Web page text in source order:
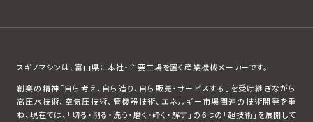
スギノマシンは、富山県に本社・主要工場を置く産業機械メーカーです。
創業の精神「自ら考え、自ら造り、自ら販売・サービスする」を受け継ぎながら
高圧水技術、空気圧技術、管機器技術、エネルギー市場関連の技術開発を重
ね、現在では、「切る・削る・洗う・磨く・砕く・解す」の６つの「超技術」を展開して